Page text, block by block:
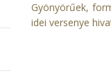
Gyönyörűek,
idei versenye